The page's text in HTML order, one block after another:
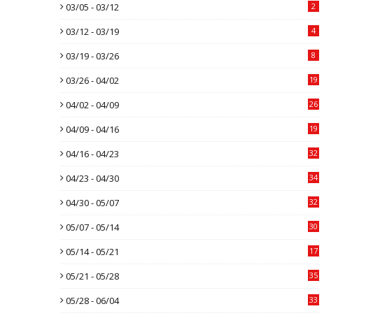
03/05 - 03/12 2
03/12 - 03/19 4
03/19 - 03/26 8
03/26 - 04/02 19
04/02 - 04/09 26
04/09 - 04/16 19
04/16 - 04/23 32
04/23 - 04/30 34
04/30 - 05/07 32
05/07 - 05/14 30
05/14 - 05/21 17
05/21 - 05/28 35
05/28 - 06/04 33